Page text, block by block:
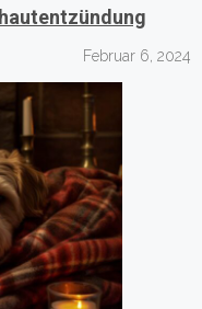
Februar 6, 2024